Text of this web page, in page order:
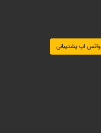
واتس اپ پشتیبانی